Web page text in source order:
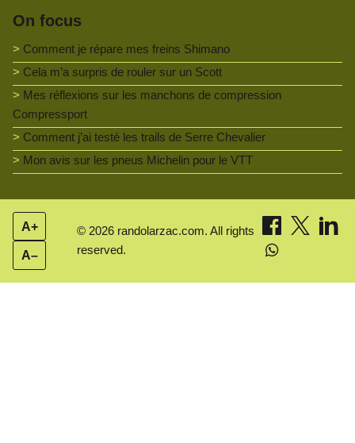
On focus
Comment je répare mes freins Shimano
Cela m’a surpris de rouler sur un Scott
Mes réflexions sur les manchons de compression
Compressport
Comment j’ai testé les trails de Serre Chevalier
Mon avis sur les pneus Michelin pour le VTT
A+
A–
© 2026 randolarzac.com. All rights
reserved.